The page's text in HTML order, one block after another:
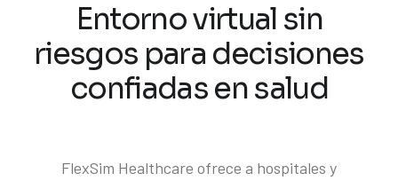
Entorno virtual sin
riesgos para decisiones
confiadas en salud
FlexSim Healthcare ofrece a hospitales y